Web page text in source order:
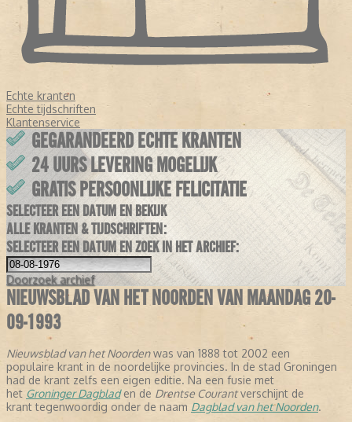
Echte kranten
Echte tijdschriften
Klantenservice
GEGARANDEERD ECHTE KRANTEN
24 UURS LEVERING MOGELIJK
GRATIS PERSOONLIJKE FELICITATIE
SELECTEER EEN DATUM EN BEKIJK
ALLE KRANTEN & TIJDSCHRIFTEN:
SELECTEER EEN DATUM EN ZOEK IN HET ARCHIEF:
Doorzoek archief
NIEUWSBLAD VAN HET NOORDEN VAN MAANDAG 20-
09-1993
Nieuwsblad van het Noordenwas van 1888 tot 2002 een
populaire krant in de noordelijke provincies. In de stad Groningen
had de krant zelfs een eigen editie. Na een fusie met
het Groninger Dagbladen de Drentse Courantverschijnt de
krant tegenwoordig onder de naam Dagblad van het Noorden.